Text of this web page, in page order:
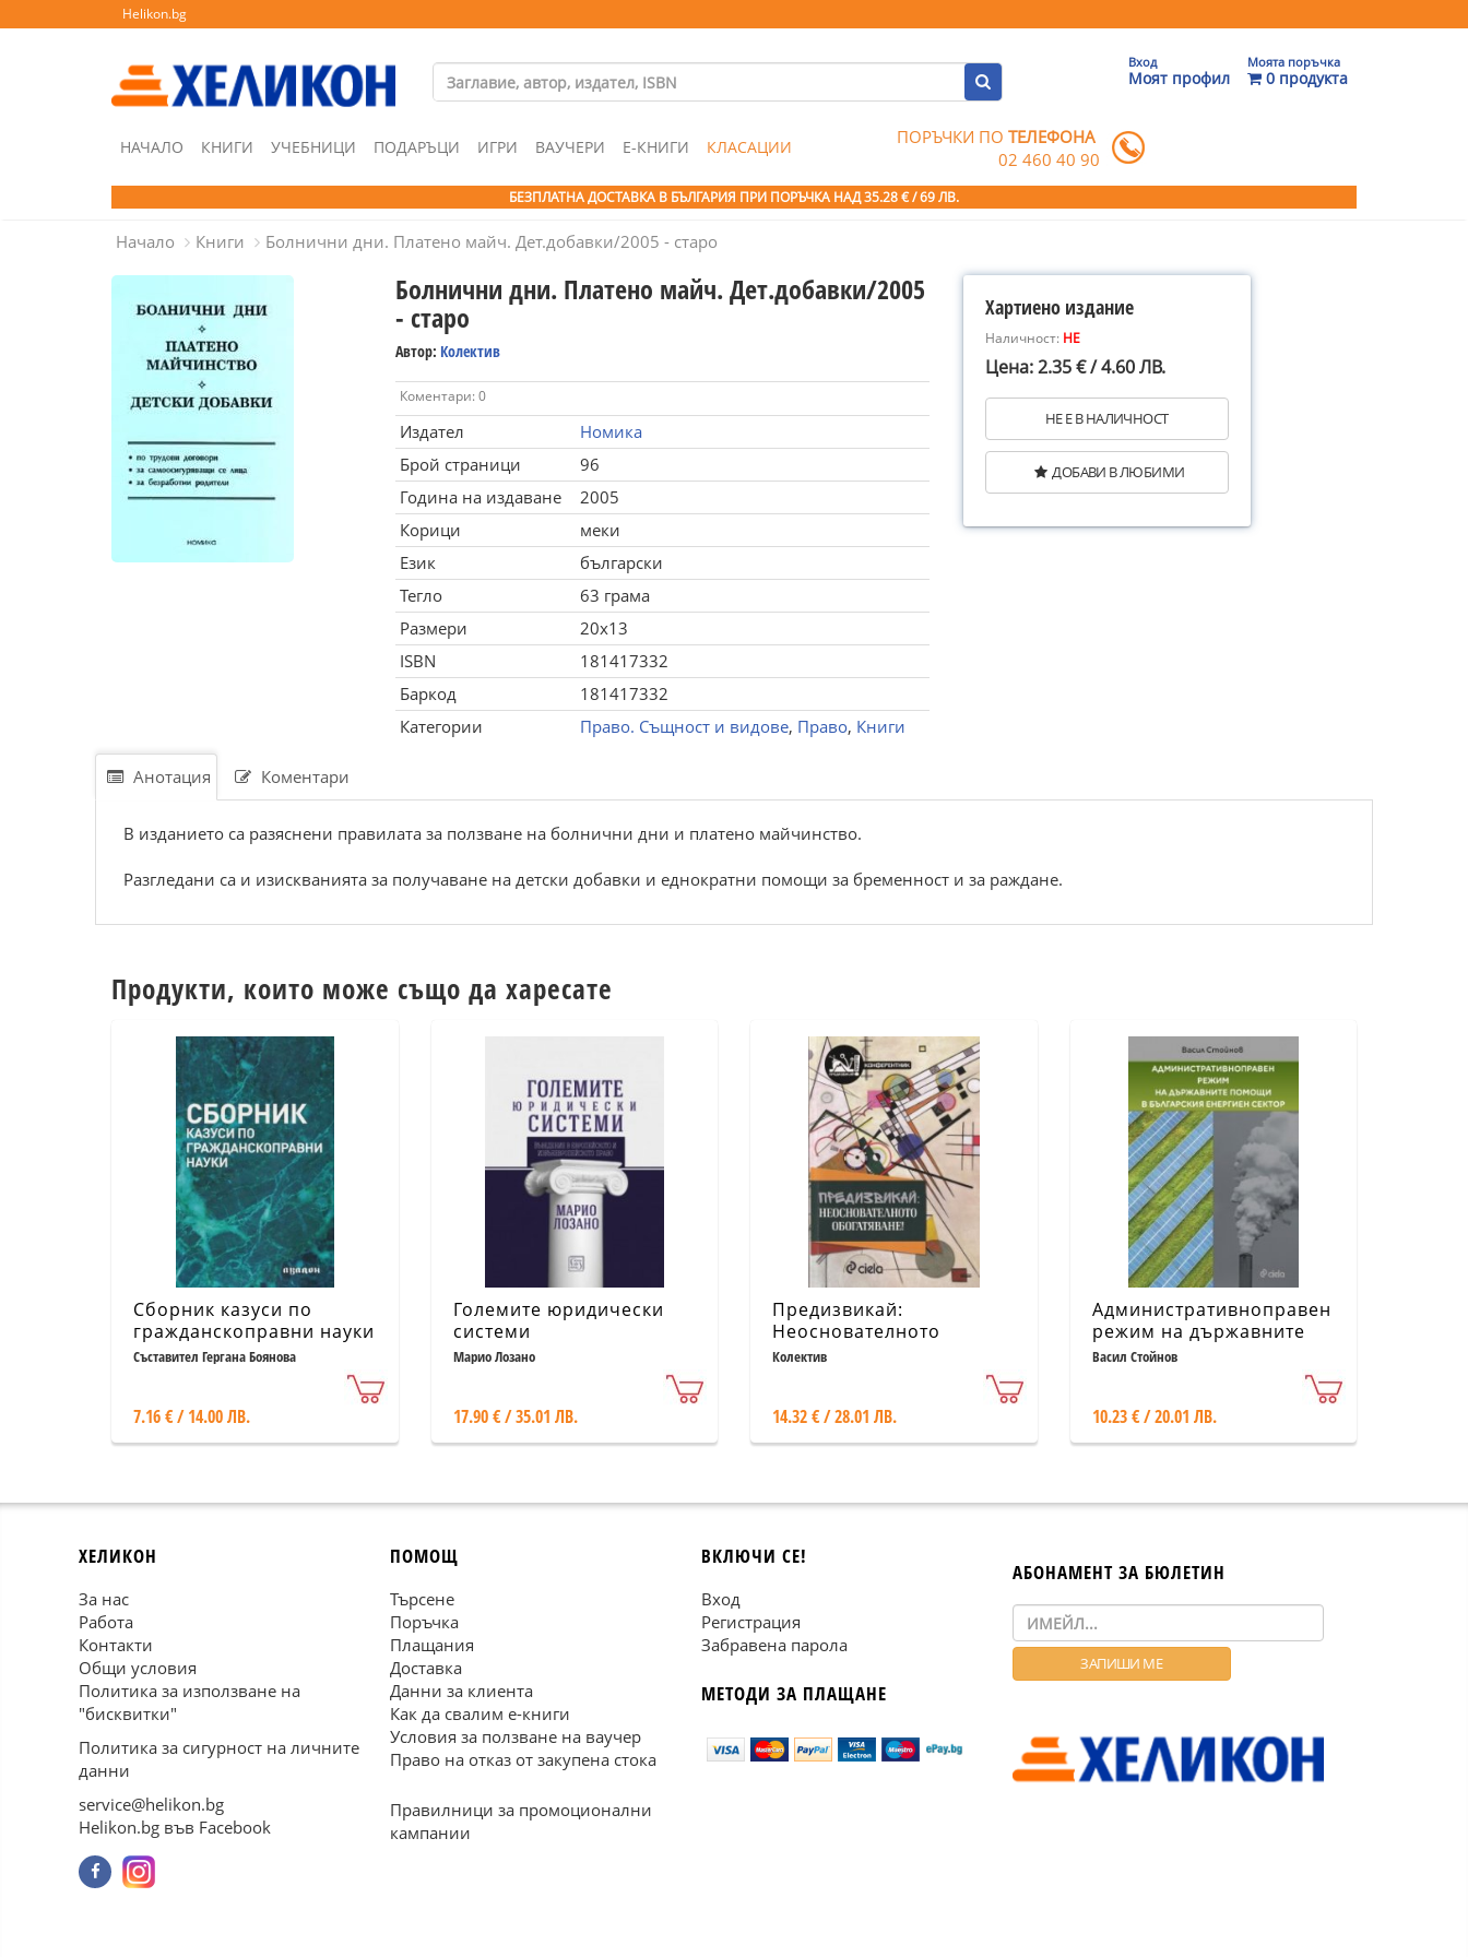
Helikon.bg
Вход
Моят профил
Моята поръчка
0 продукта
НАЧАЛО КНИГИ УЧЕБНИЦИ ПОДАРЪЦИ ИГРИ ВАУЧЕРИ Е-КНИГИ КЛАСАЦИИ ПОРЪЧКИ ПОТЕЛЕФОНА
02 460 40 90
БЕЗПЛАТНА ДОСТАВКА В БЪЛГАРИЯ ПРИ ПОРЪЧКА НАД 35.28 € / 69 ЛВ.
Начало Книги Болнични дни. Платено майч. Дет.добавки/2005 - старо
Болнични дни. Платено майч. Дет.добавки/2005
- старо
Автор: Колектив
Коментари: 0
Издател
Номика
Брой страници
96
Година на издаване
2005
Корици
меки
Език
български
Тегло
63 грама
Размери
20x13
ISBN
181417332
Баркод
181417332
Категории
Право. Същност и видове, Право, Книги
Хартиено издание
Наличност: НЕ
Цена: 2.35 € / 4.60 ЛВ.
НЕ Е В НАЛИЧНОСТ
ДОБАВИ В ЛЮБИМИ
Анотация Коментари
В изданието са разяснени правилата за ползване на болнични дни и платено майчинство.
Разгледани са и изискванията за получаване на детски добавки и еднократни помощи за бременност и за раждане.
Продукти, които може също да харесате
Сборник казуси по
гражданскоправни науки
Съставител Гергана Боянова
7.16 € / 14.00 ЛВ.
Големите юридически
системи
Марио Лозано
17.90 € / 35.01 ЛВ.
Предизвикай:
Неоснователното
обогатяване!
Колектив
14.32 € / 28.01 ЛВ.
Административноправен
режим на държавните
помощи в българския
Васил Стойнов
10.23 € / 20.01 ЛВ.
ХЕЛИКОН
За нас
Работа
Контакти
Общи условия
Политика за използване на
"бисквитки"
Политика за сигурност на личните
данни
service@helikon.bg
Helikon.bg във Facebook
ПОМОЩ
Търсене
Поръчка
Плащания
Доставка
Данни за клиента
Как да свалим е-книги
Условия за ползване на ваучер
Право на отказ от закупена стока
Правилници за промоционални
кампании
ВКЛЮЧИ СЕ!
Вход
Регистрация
Забравена парола
МЕТОДИ ЗА ПЛАЩАНЕ
АБОНАМЕНТ ЗА БЮЛЕТИН